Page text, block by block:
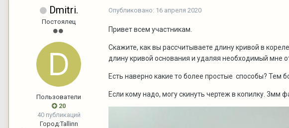
Dmitri.
Постоялец
Пользователи
20
40 публикаций
Город:Tallinn
Опубликовано: 16 апреля 2020
Привет всем участникам.
Скажите, как вы рассчитываете длину кривой в
длину кривой основания и удаляя необходимый мне
Есть наверно какие то более простые способы? Тем
Если кому надо, могу скинуть чертеж в копилку. 3мм